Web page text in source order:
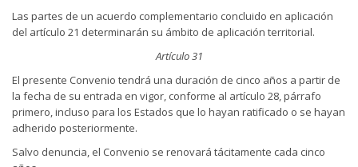
Las partes de un acuerdo complementario concluido en aplicación
del artículo 21 determinarán su ámbito de aplicación territorial.
Artículo 31
El presente Convenio tendrá una duración de cinco años a partir de
la fecha de su entrada en vigor, conforme al artículo 28, párrafo
primero, incluso para los Estados que lo hayan ratificado o se hayan
adherido posteriormente.
Salvo denuncia, el Convenio se renovará tácitamente cada cinco